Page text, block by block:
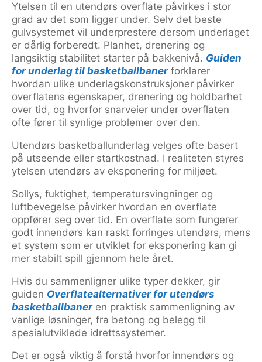
Ytelsen til en utendørs overflate påvirkes i stor
grad av det som ligger under. Selv det beste
gulvsystemet vil underprestere dersom underlaget
er dårlig forberedt. Planhet, drenering og
langsiktig stabilitet starter på bakkenivå. Guiden
for underlag til basketballbanerforklarer
hvordan ulike underlagskonstruksjoner påvirker
overflatens egenskaper, drenering og holdbarhet
over tid, og hvorfor snarveier under overflaten
ofte fører til synlige problemer over den.
Utendørs basketballunderlag velges ofte basert
på utseende eller startkostnad. I realiteten styres
ytelsen utendørs av eksponering for miljøet.
Sollys, fuktighet, temperatursvingninger og
luftbevegelse påvirker hvordan en overflate
oppfører seg over tid. En overflate som fungerer
godt innendørs kan raskt forringes utendørs, mens
et system som er utviklet for eksponering kan gi
mer stabilt spill gjennom hele året.
Hvis du sammenligner ulike typer dekker, gir
guiden Overflatealternativer for utendørs
basketballbaneren praktisk sammenligning av
vanlige løsninger, fra betong og belegg til
spesialutviklede idrettssystemer.
Det er også viktig å forstå hvorfor innendørs og